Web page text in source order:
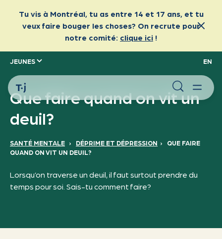
JEUNES EN
Que faire quand on vit un
deuil?
SANTÉ MENTALE › DÉPRIME ET DÉPRESSION › QUE FAIRE
QUAND ON VIT UN DEUIL?
Lorsqu’on traverse un deuil, il faut surtout prendre du
temps pour soi. Sais-tu comment faire?